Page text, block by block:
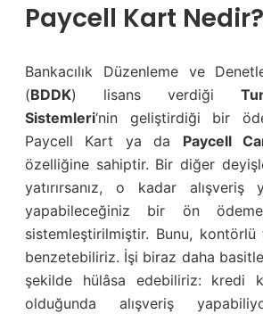
Paycell Kart Nedir?
Bankacılık Düzenleme ve
(BDDK) lisans verdiği
Sistemleri‘nin geliştirdiği bir
Paycell Kart ya da Paycell
özelliğine sahiptir. Bir diğer
yatırırsanız, o kadar
yapabileceğiniz bir ön
sistemleştirilmiştir. Bunu, kontörlü
benzetebiliriz. İşi biraz daha
şekilde hülâsa edebiliriz: kredi
olduğunda alışveriş